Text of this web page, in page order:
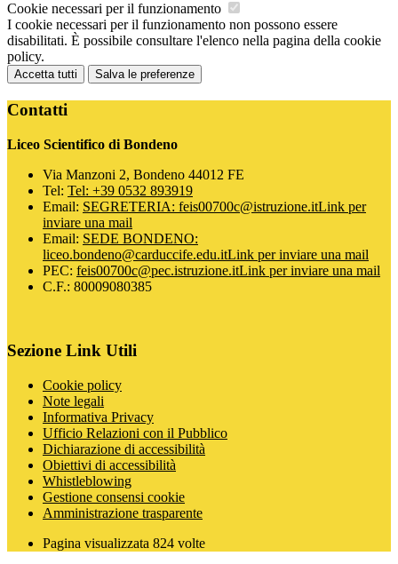
Cookie necessari per il funzionamento
I cookie necessari per il funzionamento non possono essere
disabilitati. È possibile consultare l'elenco nella pagina della cookie
policy.
Accetta tutti Salva le preferenze
Contatti
Liceo Scientifico di Bondeno
Via Manzoni 2, Bondeno 44012 FE
Tel: Tel: +39 0532 893919
Email: SEGRETERIA: feis00700c@istruzione.itLink per
inviare una mail
Email: SEDE BONDENO:
liceo.bondeno@carduccife.edu.itLink per inviare una mail
PEC: feis00700c@pec.istruzione.itLink per inviare una mail
C.F.: 80009080385
Sezione Link Utili
Cookie policy
Note legali
Informativa Privacy
Ufficio Relazioni con il Pubblico
Dichiarazione di accessibilità
Obiettivi di accessibilità
Whistleblowing
Gestione consensi cookie
Amministrazione trasparente
Pagina visualizzata 824 volte